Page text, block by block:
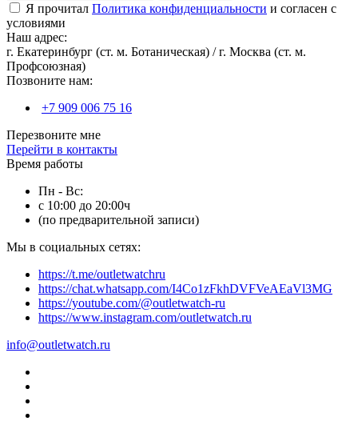
Я прочитал Политика конфиденциальности и согласен с
условиями
Наш адрес:
г. Екатеринбург (ст. м. Ботаническая) / г. Москва (ст. м.
Профсоюзная)
Позвоните нам:
+7 909 006 75 16
Перезвоните мне
Перейти в контакты
Время работы
Пн - Вс:
с 10:00 до 20:00ч
(по предварительной записи)
Мы в социальных сетях:
https://t.me/outletwatchru
https://chat.whatsapp.com/I4Co1zFkhDVFVeAEaVl3MG
https://youtube.com/@outletwatch-ru
https://www.instagram.com/outletwatch.ru
info@outletwatch.ru